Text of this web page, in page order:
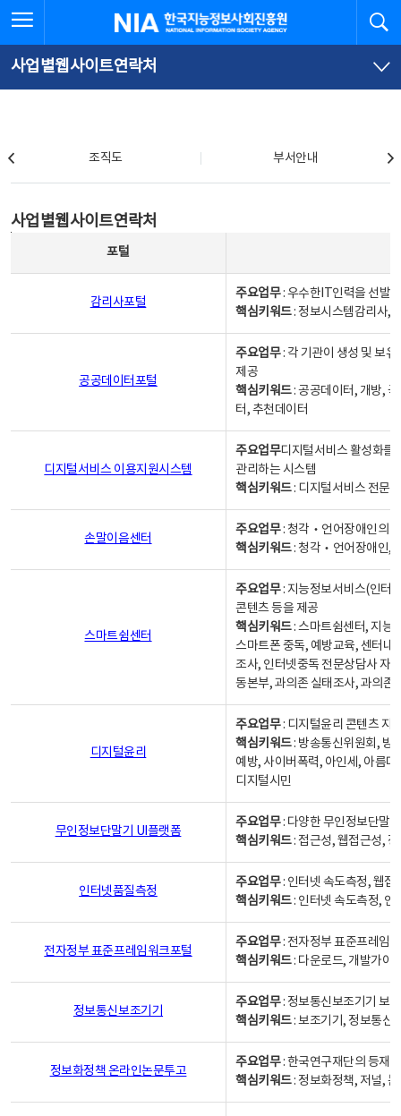
문
로
가
체
뉴
바
가
한국지능정보사회진흥원
사업별웹사이트연락처
조직도 부서안내
사업별웹사이트연락처
포털
감리사포털
주요업무: 우수한IT인력을 선발
핵심키워드: 정보시스템감리사,
공공데이터포털
주요업무: 각 기관이 생성 및 보
제공
핵심키워드: 공공데이터, 개방,
터, 추천데이터
디지털서비스 이용지원시스템
주요업무디지털서비스 활성화를
관리하는 시스템
핵심키워드: 디지털서비스 전문
손말이음센터
주요업무: 청각‧언어장애인의
핵심키워드: 청각‧언어장애인,
스마트쉼센터
주요업무: 지능정보서비스(인터
콘텐츠 등을 제공
핵심키워드: 스마트쉼센터, 지능
스마트폰 중독, 예방교육, 센터내
조사, 인터넷중독 전문상담사 자
동본부, 과의존 실태조사, 과의존
디지털윤리
주요업무: 디지털윤리 콘텐츠 지
핵심키워드: 방송통신위원회, 방
예방, 사이버폭력, 아인세, 아름
디지털시민
무인정보단말기 UI플랫폼
주요업무: 다양한 무인정보단말
핵심키워드: 접근성, 웹접근성,
인터넷품질측정
주요업무: 인터넷 속도측정, 웹접
핵심키워드: 인터넷 속도측정, 인
전자정부 표준프레임워크포털
주요업무: 전자정부 표준프레임
핵심키워드: 다운로드, 개발가이
정보통신보조기기
주요업무: 정보통신보조기기 보
핵심키워드: 보조기기, 정보통신
정보화정책 온라인논문투고
주요업무: 한국연구재단의 등재
핵심키워드: 정보화정책, 저널,